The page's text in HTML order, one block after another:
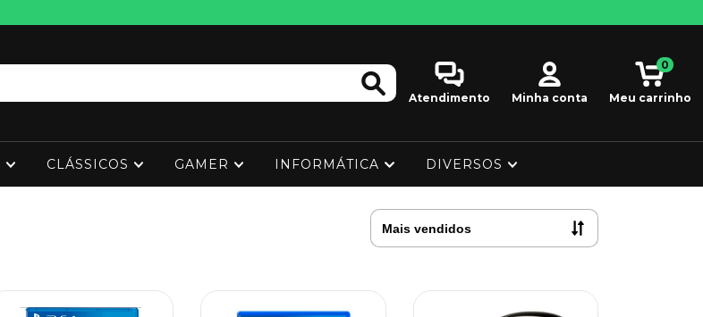
Atendimento Minha conta Meu carrinho
0
CLÁSSICOS GAMER INFORMÁTICA DIVERSOS